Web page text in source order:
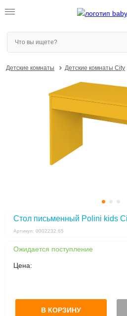
Детские комнаты Детские комнаты City
Стол письменный Polini kids
Артикул: 0002232.65
Ожидается поступление
Цена:
В КОРЗИНУ